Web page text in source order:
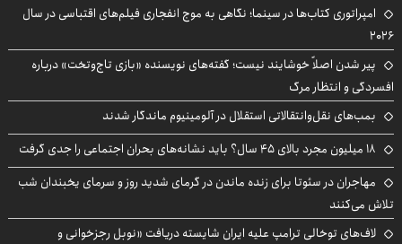
امپراتوری کتاب‌ها در سینما؛ نگاهی به موج انفجاری فیلم‌های اقتباسی در سال
۲۰۲۶
پیر شدن اصلاً خوشایند نیست؛ گفته‌های نویسنده «بازی تاج‌وتخت» درباره
افسردگی و انتظار مرگ
بمب‌های نقل‌وانتقالاتی استقلال در آلومینیوم ماندگار شدند
۱۸ میلیون مجرد بالای ۴۵ سال؟ باید نشانه‌های بحران اجتماعی را جدی گرفت
مهاجران در سئوتا برای زنده ماندن در گرمای شدید روز و سرمای یخبندان شب
تلاش می‌کنند
لاف‌های توخالی ترامپ علیه ایران شایسته دریافت «نوبل رجزخوانی و